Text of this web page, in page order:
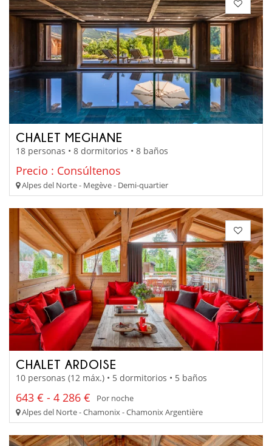
CHALET MEGHANE
18 personas • 8 dormitorios • 8 baños
Precio : Consúltenos
Alpes del Norte - Megève - Demi-quartier
CHALET ARDOISE
10 personas (12 máx.) • 5 dormitorios • 5 baños
643 € - 4 286 €
Por noche
Alpes del Norte - Chamonix - Chamonix Argentière